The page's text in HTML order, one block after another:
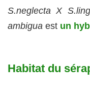
S.neglecta X
ambigua est un
Habitat du